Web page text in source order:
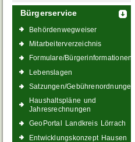
Bürgerservice
Behördenwegweiser
Mitarbeiterverzeichnis
Formulare/Bürgerinformationen
Lebenslagen
Satzungen/Gebührenordnungen
Haushaltspläne und
Jahresrechnungen
GeoPortal Landkreis Lörrach
Entwicklungskonzept Hausen